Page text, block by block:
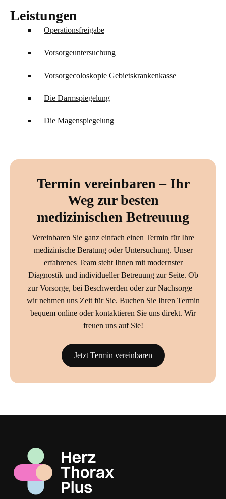
Leistungen
Operationsfreigabe
Vorsorgeuntersuchung
Vorsorgecoloskopie Gebietskrankenkasse
Die Darmspiegelung
Die Magenspiegelung
Termin vereinbaren – Ihr
Weg zur besten
medizinischen Betreuung
Vereinbaren Sie ganz einfach einen Termin für Ihre
medizinische Beratung oder Untersuchung. Unser
erfahrenes Team steht Ihnen mit modernster
Diagnostik und individueller Betreuung zur Seite. Ob
zur Vorsorge, bei Beschwerden oder zur Nachsorge –
wir nehmen uns Zeit für Sie. Buchen Sie Ihren Termin
bequem online oder kontaktieren Sie uns direkt. Wir
freuen uns auf Sie!
Jetzt Termin vereinbaren